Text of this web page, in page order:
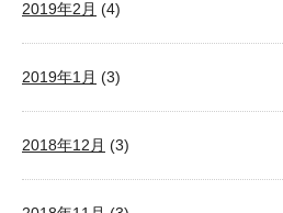
2019年2月 (4)
2019年1月 (3)
2018年12月 (3)